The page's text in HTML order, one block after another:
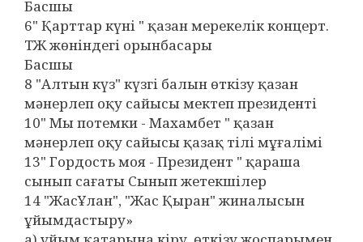
Басшы
6" Қарттар күні " қазан мерекелік концерт.
ТЖ жөніндегі орынбасары
Басшы
8 "Алтын күз" күзгі балын өткізу қазан
мәнерлеп оқу сайысы мектеп президенті
10" Мы потемки - Махамбет " қазан
мәнерлеп оқу сайысы қазақ тілі мұғалімі
13" Гордость моя - Президент " қараша
сынып сағаты Сынып жетекшілер
14 "ЖасҰлан", "Жас Қыран" жиналысын
ұйымдастыру»